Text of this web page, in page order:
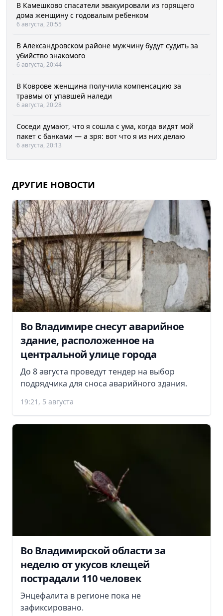
В Камешково спасатели эвакуировали из горящего
дома женщину с годовалым ребенком
6 августа, 20:55
В Александровском районе мужчину будут судить за
убийство знакомого
6 августа, 20:44
В Коврове женщина получила компенсацию за
травмы от упавшей наледи
6 августа, 20:28
Соседи думают, что я сошла с ума, когда видят мой
пакет с банками — а зря: вот что я из них делаю
6 августа, 20:13
ДРУГИЕ НОВОСТИ
Во Владимире снесут аварийное
здание, расположенное на
центральной улице города
До 8 августа проведут тендер на выбор
подрядчика для сноса аварийного здания.
19:21, 5 августа
Во Владимирской области за
неделю от укусов клещей
пострадали 110 человек
Энцефалита в регионе пока не
зафиксировано.